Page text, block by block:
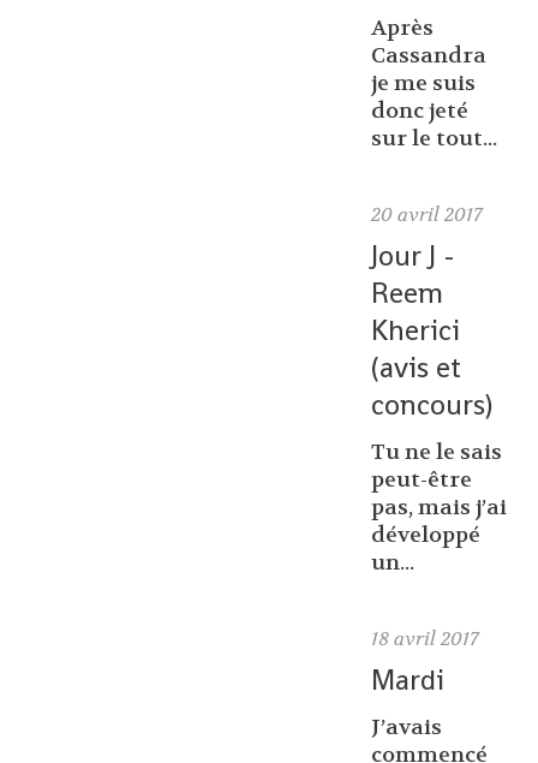
Après
Cassandra
je me suis
donc jeté
sur le tout...
20 avril 2017
Jour J -
Reem
Kherici
(avis et
concours)
Tu ne le sais
peut-être
pas, mais j’ai
développé
un...
18 avril 2017
Mardi
J’avais
commencé